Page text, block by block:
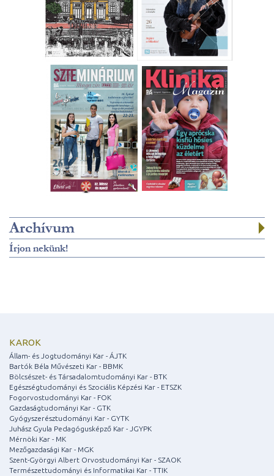
Archívum
Írjon nekünk!
KAROK
Állam- és Jogtudományi Kar - ÁJTK
Bartók Béla Művészeti Kar - BBMK
Bölcsészet- és Társadalomtudományi Kar - BTK
Egészségtudományi és Szociális Képzési Kar - ETSZK
Fogorvostudományi Kar - FOK
Gazdaságtudományi Kar - GTK
Gyógyszerésztudományi Kar - GYTK
Juhász Gyula Pedagógusképző Kar - JGYPK
Mérnöki Kar - MK
Mezőgazdasági Kar - MGK
Szent-Györgyi Albert Orvostudományi Kar - SZAOK
Természettudományi és Informatikai Kar - TTIK